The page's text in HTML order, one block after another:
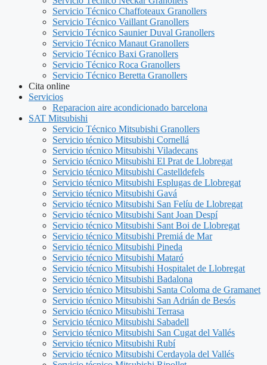
Servicio Técnico Chaffoteaux Granollers
Servicio Técnico Vaillant Granollers
Servicio Técnico Saunier Duval Granollers
Servicio Técnico Manaut Granollers
Servicio Técnico Baxi Granollers
Servicio Técnico Roca Granollers
Servicio Técnico Beretta Granollers
Cita online
Servicios
Reparacion aire acondicionado barcelona
SAT Mitsubishi
Servicio Técnico Mitsubishi Granollers
Servicio técnico Mitsubishi Cornellá
Servicio técnico Mitsubishi Viladecans
Servicio técnico Mitsubishi El Prat de Llobregat
Servicio técnico Mitsubishi Castelldefels
Servicio técnico Mitsubishi Esplugas de Llobregat
Servicio técnico Mitsubishi Gavá
Servicio técnico Mitsubishi San Felíu de Llobregat
Servicio técnico Mitsubishi Sant Joan Despí
Servicio técnico Mitsubishi Sant Boi de Llobregat
Servicio técnico Mitsubishi Premiá de Mar
Servicio técnico Mitsubishi Pineda
Servicio técnico Mitsubishi Mataró
Servicio técnico Mitsubishi Hospitalet de Llobregat
Servicio técnico Mitsubishi Badalona
Servicio técnico Mitsubishi Santa Coloma de Gramanet
Servicio técnico Mitsubishi San Adrián de Besós
Servicio técnico Mitsubishi Terrasa
Servicio técnico Mitsubishi Sabadell
Servicio técnico Mitsubishi San Cugat del Vallés
Servicio técnico Mitsubishi Rubí
Servicio técnico Mitsubishi Cerdayola del Vallés